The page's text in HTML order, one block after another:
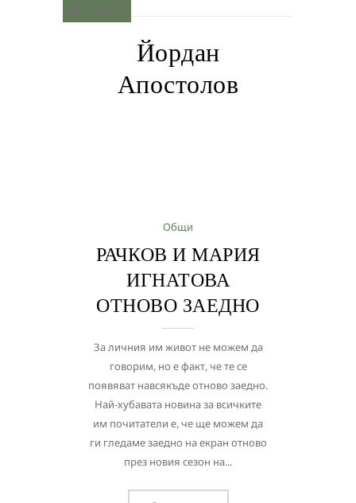
Йордан
Апостолов
Общи
РАЧКОВ И МАРИЯ
ИГНАТОВА
ОТНОВО ЗАЕДНО
За личния им живот не можем да
говорим, но е факт, че те се
появяват навсякъде отново заедно.
Най-хубавата новина за всичките
им почитатели е, че ще можем да
ги гледаме заедно на екран отново
през новия сезон на...